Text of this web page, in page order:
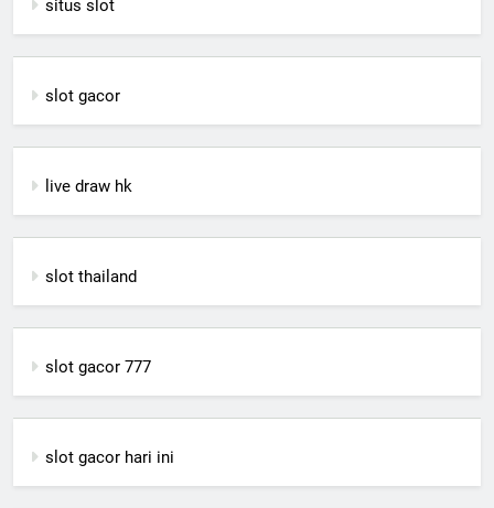
situs slot
slot gacor
live draw hk
slot thailand
slot gacor 777
slot gacor hari ini